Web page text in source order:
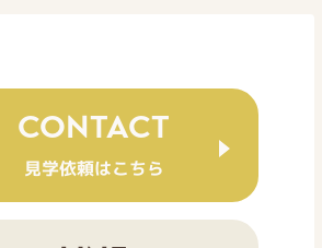
CONTACT
見学依頼はこちら